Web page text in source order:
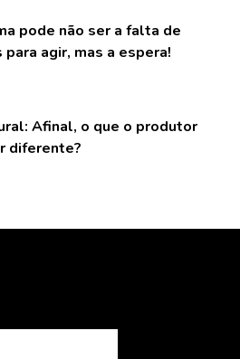
pode não ser a falta de
para agir, mas a espera!
Afinal, o que o produtor
diferente?